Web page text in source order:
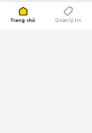
Trang chủ Quản lý tin